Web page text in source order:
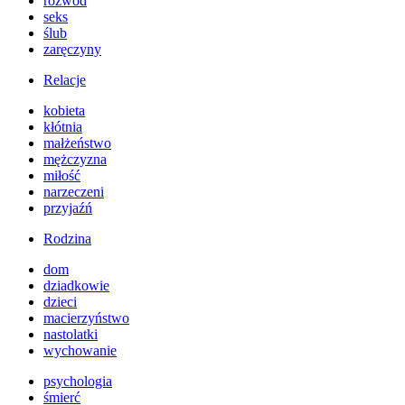
seks
ślub
zaręczyny
Relacje
kobieta
kłótnia
małżeństwo
mężczyzna
miłość
narzeczeni
przyjaźń
Rodzina
dom
dziadkowie
dzieci
macierzyństwo
nastolatki
wychowanie
psychologia
śmierć